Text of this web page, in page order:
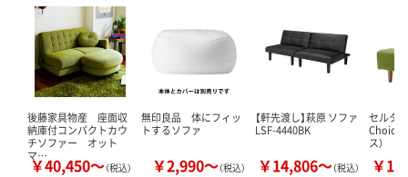
後藤家具物産 座面収
納庫付コンパクトカウ
チソファー オット
マ…
￥40,450～（税込）
無印良品 体にフィッ
トするソファ
￥2,990～（税込）
【軒先渡し】萩原 ソファ
LSF-4440BK
￥14,806～（税込）
セルタ
Choice
ス）
￥